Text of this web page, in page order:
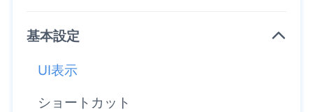
基本設定
UI表示
ショートカット